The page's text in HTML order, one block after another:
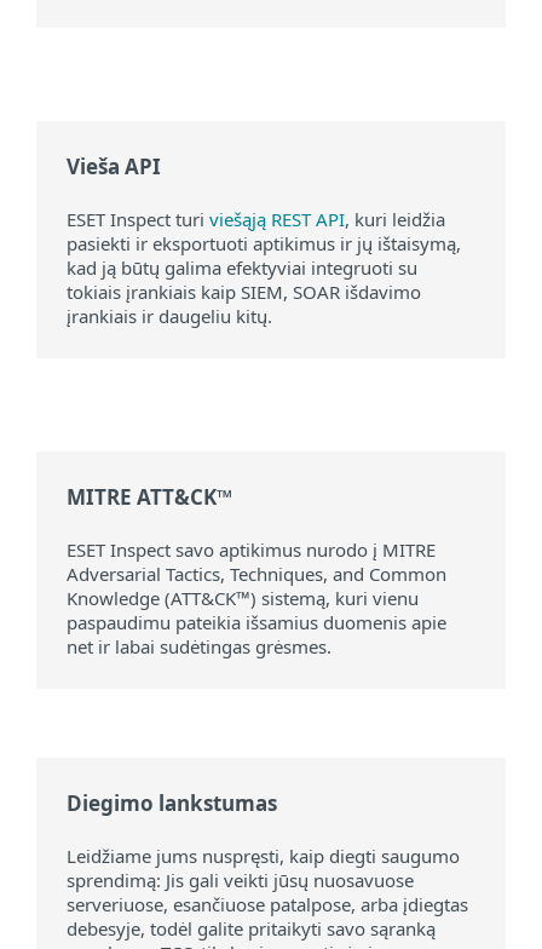
Vieša API
ESET Inspect turi viešąją REST API, kuri leidžia
pasiekti ir eksportuoti aptikimus ir jų ištaisymą,
kad ją būtų galima efektyviai integruoti su
tokiais įrankiais kaip SIEM, SOAR išdavimo
įrankiais ir daugeliu kitų.
MITRE ATT&CK™
ESET Inspect savo aptikimus nurodo į MITRE
Adversarial Tactics, Techniques, and Common
Knowledge (ATT&CK™) sistemą, kuri vienu
paspaudimu pateikia išsamius duomenis apie
net ir labai sudėtingas grėsmes.
Diegimo lankstumas
Leidžiame jums nuspręsti, kaip diegti saugumo
sprendimą: Jis gali veikti jūsų nuosavuose
serveriuose, esančiuose patalpose, arba įdiegtas
debesyje, todėl galite pritaikyti savo sąranką